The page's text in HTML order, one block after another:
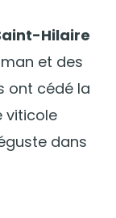
Hilaire
et des
ont cédé la
viticole
dans